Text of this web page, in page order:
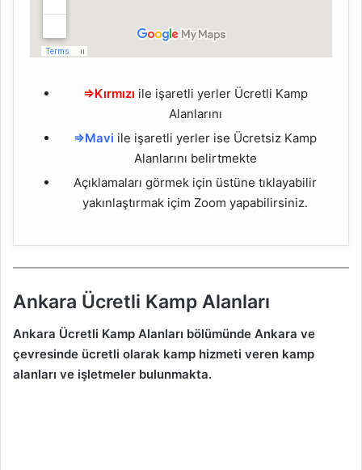
⇒Kırmızı ile işaretli yerler Ücretli Kamp
Alanlarını
⇒Mavi ile işaretli yerler ise Ücretsiz Kamp
Alanlarını belirtmekte
Açıklamaları görmek için üstüne tıklayabilir
yakınlaştırmak içim Zoom yapabilirsiniz.
Ankara Ücretli Kamp Alanları
Ankara Ücretli Kamp Alanları bölümünde Ankara ve
çevresinde ücretli olarak kamp hizmeti veren kamp
alanları ve işletmeler bulunmakta.